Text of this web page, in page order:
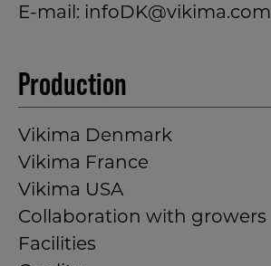
E-mail: infoDK@vikima.com
Production
Vikima Denmark
Vikima France
Vikima USA
Collaboration with growers
Facilities